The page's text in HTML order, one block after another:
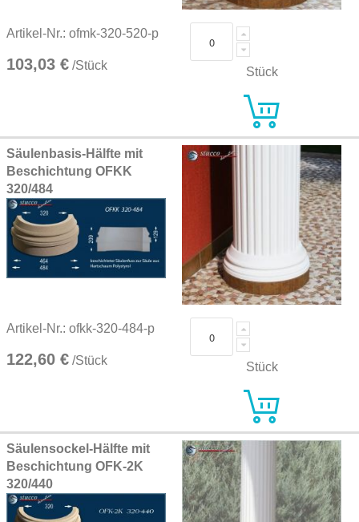
Artikel-Nr.: ofmk-320-520-p
103,03 € /Stück Stück
Säulenbasis-Hälfte mit
Beschichtung OFKK
320/484
Artikel-Nr.: ofkk-320-484-p
122,60 € /Stück Stück
Säulensockel-Hälfte mit
Beschichtung OFK-2K
320/440